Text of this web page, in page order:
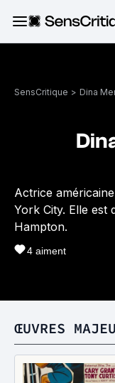
SensCritique > Dina
Actrice
York City. Elle est
Hampton.
4 aiment
ŒUVRES